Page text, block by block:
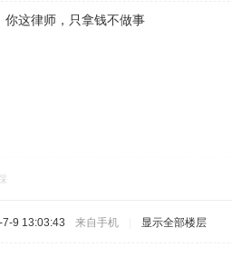
你这律师，只拿钱不做事
9 13:03:43 来自手机 显示全部楼层